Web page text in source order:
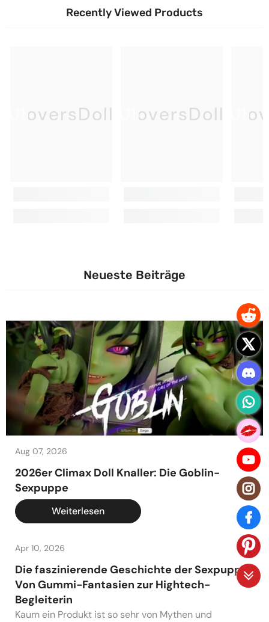
Recently Viewed Products
UloversDoll UloversDoll
Neueste Beiträge
Aug 07, 2026
2026er Climax Doll Knaller: Die Goblin-
Sexpuppe
Weiterlesen
Apr 10, 2026
Die faszinierende Geschichte der Sexpuppe:
Von Gummi-Fantasien zur Hightech-
Begleiterin
Kaum ein Produkt ist so sehr von Mythen und